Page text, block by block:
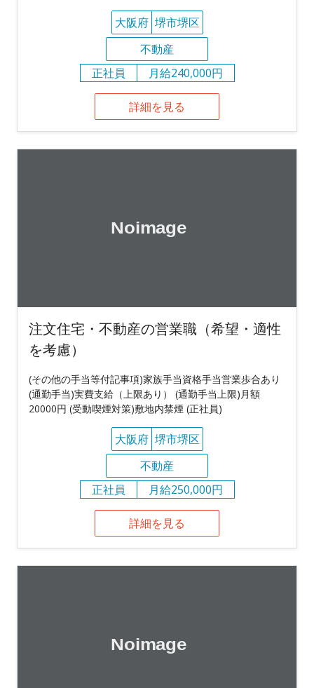
大阪府 堺市堺区
不動産
正社員
月給240,000円
詳細を見る
注文住宅・不動産の営業職（希望・適性
を考慮）
(その他の手当等付記事項)家族手当資格手当営業歩合あり
(通勤手当)実費支給（上限あり） (通勤手当上限)月額
20000円 (受動喫煙対策)敷地内禁煙 (正社員)
大阪府 堺市堺区
不動産
正社員
月給250,000円
詳細を見る